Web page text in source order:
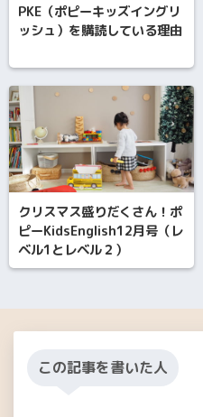
PKE（ポピーキッズイングリ
ッシュ）を購読している理由
クリスマス盛りだくさん！ポ
ピーKidsEnglish12月号（レ
ベル1とレベル２）
この記事を書いた人